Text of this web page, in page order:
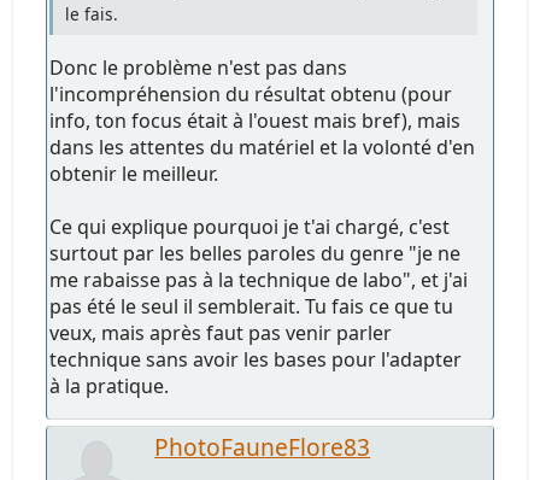
le fais.
Donc le problème n'est pas dans
l'incompréhension du résultat obtenu (pour
info, ton focus était à l'ouest mais bref), mais
dans les attentes du matériel et la volonté d'en
obtenir le meilleur.
Ce qui explique pourquoi je t'ai chargé, c'est
surtout par les belles paroles du genre "je ne
me rabaisse pas à la technique de labo", et j'ai
pas été le seul il semblerait. Tu fais ce que tu
veux, mais après faut pas venir parler
technique sans avoir les bases pour l'adapter
à la pratique.
PhotoFauneFlore83